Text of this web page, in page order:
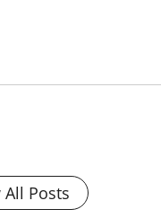
All Posts